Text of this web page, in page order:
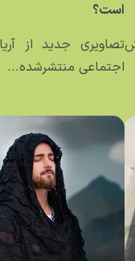
است؟
تصاویری جدید از
اجتماعی منتشرشده...